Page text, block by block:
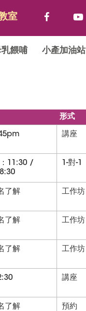
室
餵哺 小產加油站
形式
講座
11:30 /
1-對-1
了解 工作坊
了解 工作坊
了解 工作坊
講座
了解 預約